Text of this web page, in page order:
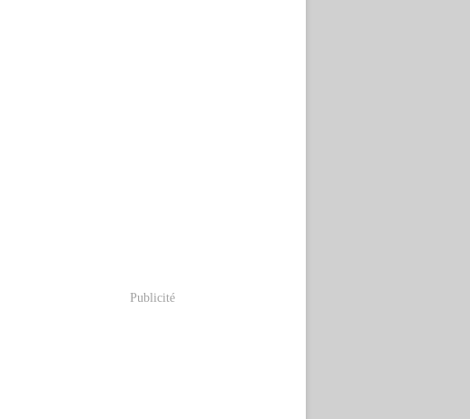
Publicité